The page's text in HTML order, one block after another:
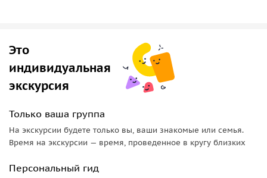
Это
индивидуальная
экскурсия
Только ваша группа
На экскурсии будете только вы, ваши знакомые или семья.
Время на экскурсии — время, проведенное в кругу близких
Персональный гид